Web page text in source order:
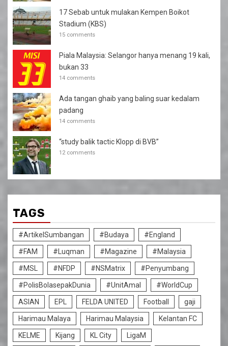
17 Sebab untuk mulakan Kempen Boikot
Stadium (KBS)
15 comments
Piala Malaysia: Selangor hanya menang 19 kali,
bukan 33
14 comments
Ada tangan ghaib yang baling suar kedalam
padang
14 comments
“study balik tactic Klopp di BVB”
12 comments
TAGS
#ArtikelSumbangan #Budaya #England
#FAM #Luqman #Magazine #Malaysia
#MSL #NFDP #NSMatrix #Penyumbang
#PolisBolasepakDunia #UnitAmal #WorldCup
ASIAN EPL FELDA UNITED Football gaji
Harimau Malaya Harimau Malaysia Kelantan FC
KELME Kijang KL City LigaM